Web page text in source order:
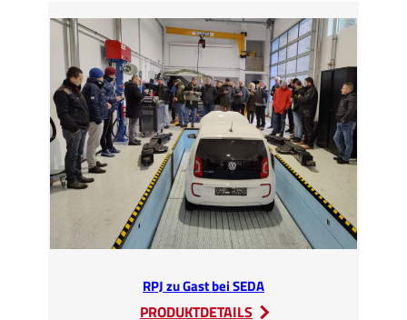
erstmalig
vollständig
in
Englisch
gehalten
RPJ zu Gast bei SEDA
PRODUKTDETAILS
: